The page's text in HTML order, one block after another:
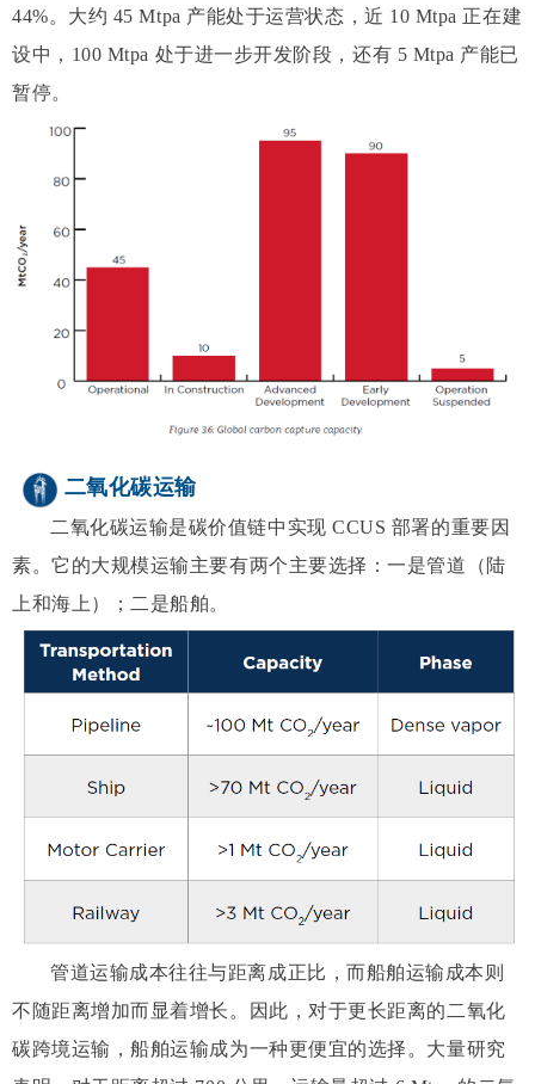
44%。大约 45 Mtpa 产能处于运营状态，近 10 Mtpa 正在建
设中，100 Mtpa 处于进一步开发阶段，还有 5 Mtpa 产能已
暂停。
二氧化碳运输
二氧化碳运输是碳价值链中实现 CCUS 部署的重要因
素。它的大规模运输主要有两个主要选择：一是管道（陆
上和海上）；二是船舶。
管道运输成本往往与距离成正比，而船舶运输成本则
不随距离增加而显着增长。因此，对于更长距离的二氧化
碳跨境运输，船舶运输成为一种更便宜的选择。 大量研究